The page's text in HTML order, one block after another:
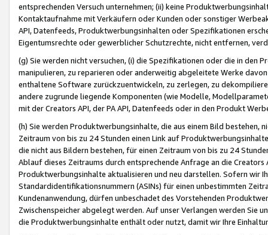
entsprechenden Versuch unternehmen; (ii) keine
Kontaktaufnahme mit Verkäufern oder Kunden oder sonstiger
API, Datenfeeds, Produktwerbungsinhalten oder Spezifikationen
Eigentumsrechte oder gewerblicher Schutzrechte, nicht entfernen,
(g) Sie werden nicht versuchen, (i) die Spezifikationen oder die in
manipulieren, zu reparieren oder anderweitig abgeleitete Werke
enthaltene Software zurückzuentwickeln, zu zerlegen, zu
andere zugrunde liegende Komponenten (wie Modelle,
mit der Creators API, der PA API, Datenfeeds oder in den Produkt
(h) Sie werden Produktwerbungsinhalte, die aus einem Bild bestehen,
Zeitraum von bis zu 24 Stunden einen Link auf
die nicht aus Bildern bestehen, für einen Zeitraum von bis zu 24
Ablauf dieses Zeitraums durch entsprechende Anfrage an die
Produktwerbungsinhalte aktualisieren und neu darstellen. Sofern wir
Standardidentifikationsnummern (ASINs) für einen unbestimmten
Kundenanwendung, dürfen unbeschadet des Vorstehenden
Zwischenspeicher abgelegt werden. Auf unser Verlangen werden Sie
die Produktwerbungsinhalte enthält oder nutzt, damit wir Ihre